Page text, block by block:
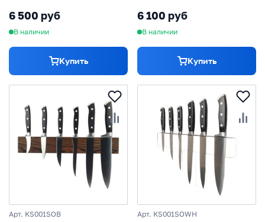
6 500 руб
В наличии
Купить
6 100 руб
В наличии
Купить
Арт. KS001SOB Арт. KS001SOWH